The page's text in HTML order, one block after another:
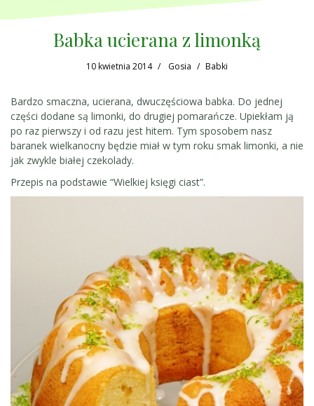
Babka ucierana z limonką
10 kwietnia 2014 Gosia Babki
Bardzo smaczna, ucierana, dwuczęściowa babka. Do jednej
części dodane są limonki, do drugiej pomarańcze. Upiekłam ją
po raz pierwszy i od razu jest hitem. Tym sposobem nasz
baranek wielkanocny będzie miał w tym roku smak limonki, a nie
jak zwykle białej czekolady.
Przepis na podstawie “Wielkiej księgi ciast”.